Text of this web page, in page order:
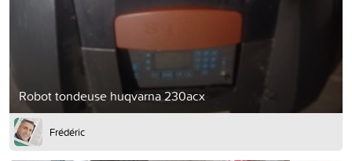
Robot tondeuse huqvarna 230acx
Frédéric